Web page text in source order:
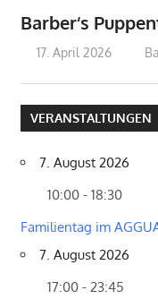
Barber‘s
17. April 2026
VERANSTALTUNGEN
7. August 2026
10:00 - 18:30
Familientag im
7. August 2026
17:00 - 23:45